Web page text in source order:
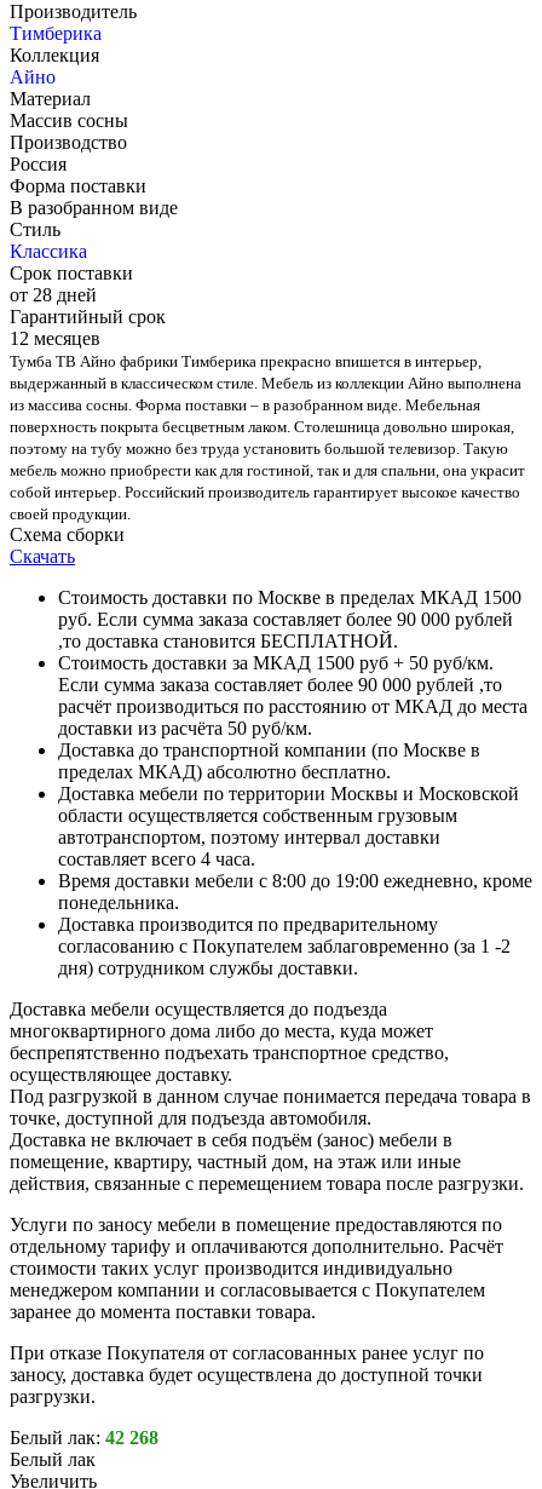
Производитель
Тимберика
Коллекция
Айно
Материал
Массив сосны
Производство
Россия
Форма поставки
В разобранном виде
Стиль
Классика
Срок поставки
от 28 дней
Гарантийный срок
12 месяцев
Тумба ТВ Айно фабрики Тимберика прекрасно впишется в интерьер,
выдержанный в классическом стиле. Мебель из коллекции Айно выполнена
из массива сосны. Форма поставки – в разобранном виде. Мебельная
поверхность покрыта бесцветным лаком. Столешница довольно широкая,
поэтому на тубу можно без труда установить большой телевизор. Такую
мебель можно приобрести как для гостиной, так и для спальни, она украсит
собой интерьер. Российский производитель гарантирует высокое качество
своей продукции.
Схема сборки
Скачать
Стоимость доставки по Москве в пределах МКАД 1500
руб. Если сумма заказа составляет более 90 000 рублей
,то доставка становится БЕСПЛАТНОЙ.
Стоимость доставки за МКАД 1500 руб + 50 руб/км.
Если сумма заказа составляет более 90 000 рублей ,то
расчёт производиться по расстоянию от МКАД до места
доставки из расчёта 50 руб/км.
Доставка до транспортной компании (по Москве в
пределах МКАД) абсолютно бесплатно.
Доставка мебели по территории Москвы и Московской
области осуществляется собственным грузовым
автотранспортом, поэтому интервал доставки
составляет всего 4 часа.
Время доставки мебели с 8:00 до 19:00 ежедневно, кроме
понедельника.
Доставка производится по предварительному
согласованию с Покупателем заблаговременно (за 1 -2
дня) сотрудником службы доставки.
Доставка мебели осуществляется до подъезда
многоквартирного дома либо до места, куда может
беспрепятственно подъехать транспортное средство,
осуществляющее доставку.
Под разгрузкой в данном случае понимается передача товара в
точке, доступной для подъезда автомобиля.
Доставка не включает в себя подъём (занос) мебели в
помещение, квартиру, частный дом, на этаж или иные
действия, связанные с перемещением товара после разгрузки.
Услуги по заносу мебели в помещение предоставляются по
отдельному тарифу и оплачиваются дополнительно. Расчёт
стоимости таких услуг производится индивидуально
менеджером компании и согласовывается с Покупателем
заранее до момента поставки товара.
При отказе Покупателя от согласованных ранее услуг по
заносу, доставка будет осуществлена до доступной точки
разгрузки.
Белый лак: 42 268
Белый лак
Увеличить